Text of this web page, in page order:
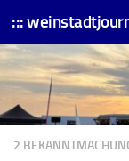
Skip to content
:::
2